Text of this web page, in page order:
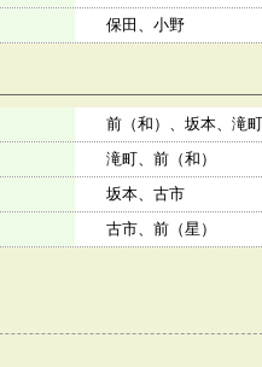
保田、小野
前（和）、坂本、滝
滝町、前（和）
坂本、古市
古市、前（星）